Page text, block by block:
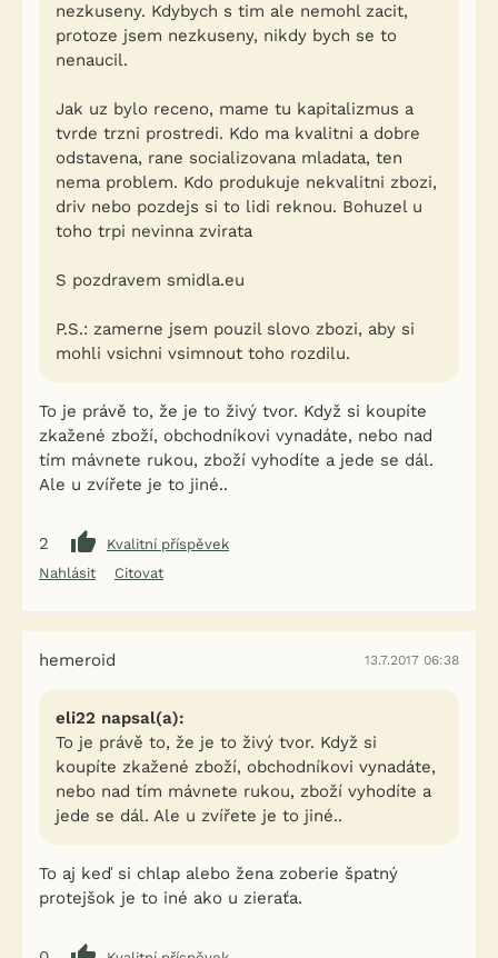
nezkuseny. Kdybych s tim ale nemohl zacit,
protoze jsem nezkuseny, nikdy bych se to
nenaucil.
Jak uz bylo receno, mame tu kapitalizmus a
tvrde trzni prostredi. Kdo ma kvalitni a dobre
odstavena, rane socializovana mladata, ten
nema problem. Kdo produkuje nekvalitni zbozi,
driv nebo pozdejs si to lidi reknou. Bohuzel u
toho trpi nevinna zvirata
S pozdravem smidla.eu
P.S.: zamerne jsem pouzil slovo zbozi, aby si
mohli vsichni vsimnout toho rozdilu.
To je právě to, že je to živý tvor. Když si koupíte
zkažené zboží, obchodníkovi vynadáte, nebo nad
tím mávnete rukou, zboží vyhodíte a jede se dál.
Ale u zvířete je to jiné..
2
Kvalitní příspěvek
Nahlásit
Citovat
hemeroid 13.7.2017 06:38
eli22 napsal(a):
To je právě to, že je to živý tvor. Když si
koupíte zkažené zboží, obchodníkovi vynadáte,
nebo nad tím mávnete rukou, zboží vyhodíte a
jede se dál. Ale u zvířete je to jiné..
To aj keď si chlap alebo žena zoberie špatný
protejšok je to iné ako u zieraťa.